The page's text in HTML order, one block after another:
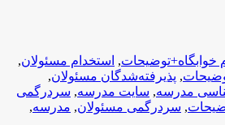
خوابگاه+توضیحات, استخدام مسئولان,
, پذیرفته‌شدگان مسئولان,
مدرسه, سایت مدرسه, سردرگمی
, سردرگمی مسئولان, مدرسه,